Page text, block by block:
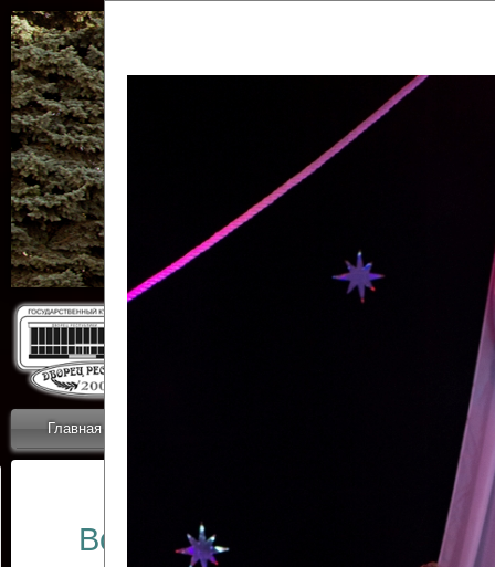
Главная
ОТЧЕТЫ ГКЦ
Все отчеты